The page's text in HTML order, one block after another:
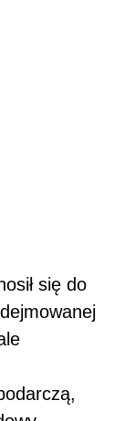
się do
w
podatnika
sposób